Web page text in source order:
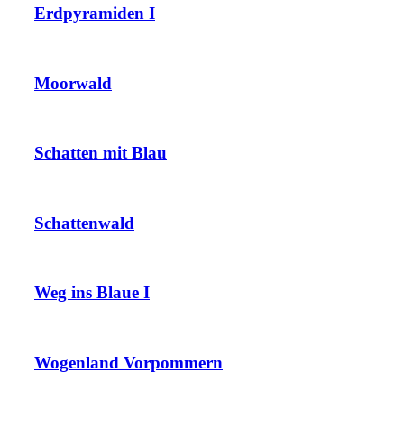
Erdpyramiden I
Moorwald
Schatten mit Blau
Schattenwald
Weg ins Blaue I
Wogenland Vorpommern